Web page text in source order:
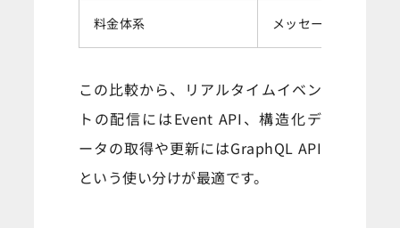
料金体系 メッセージ数ベース
この比較から、リアルタイムイベン
トの配信にはEvent API、構造化デ
ータの取得や更新にはGraphQL API
という使い分けが最適です。